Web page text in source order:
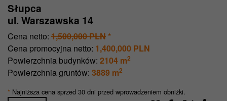
Słupca
ul. Warszawska 14
Cena netto: 1,500,000 PLN*
Cena promocyjna netto: 1,400,000 PLN
Powierzchnia budynków: 2104 m2
Powierzchnia gruntów: 3889 m2
* Najniższa cena sprzed 30 dni przed wprowadzeniem obniżki.